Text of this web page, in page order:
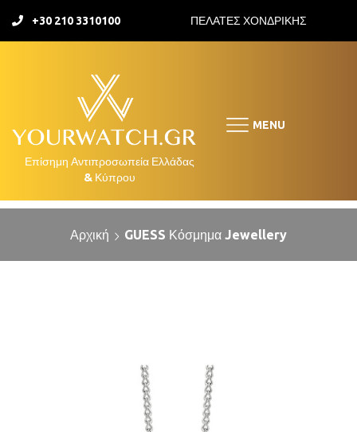
+30 210 3310100 ΠΕΛΑΤΕΣ ΧΟΝΔΡΙΚΗΣ
MENU
Αρχική GUESS Κόσμημα Jewellery